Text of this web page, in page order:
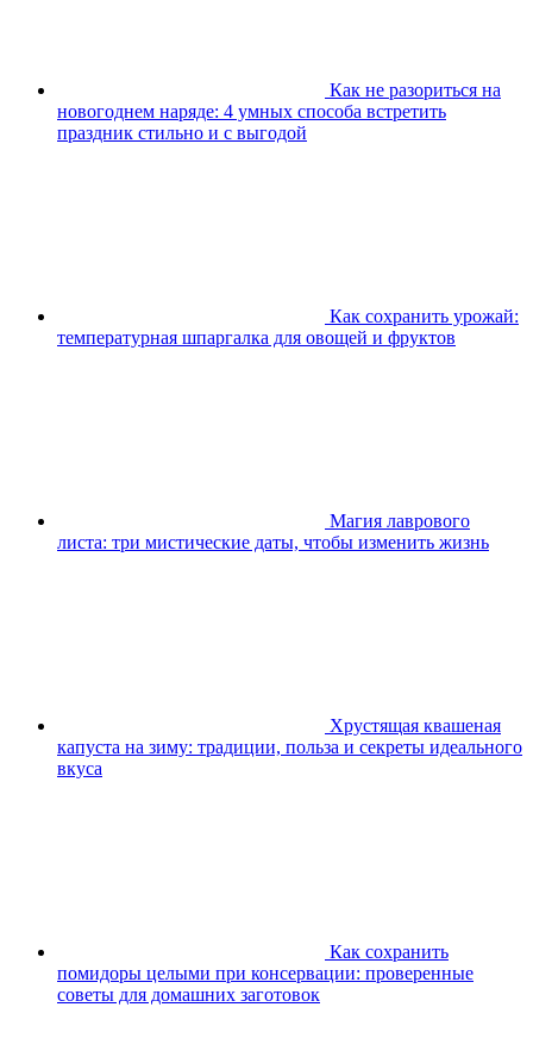
Как не разориться на
новогоднем наряде: 4 умных способа встретить
праздник стильно и с выгодой
Как сохранить урожай:
температурная шпаргалка для овощей и фруктов
Магия лаврового
листа: три мистические даты, чтобы изменить жизнь
Хрустящая квашеная
капуста на зиму: традиции, польза и секреты идеального
вкуса
Как сохранить
помидоры целыми при консервации: проверенные
советы для домашних заготовок